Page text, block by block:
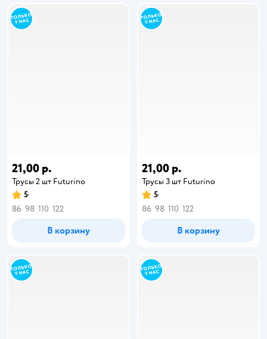
21,00 р.
Трусы 2 шт Futurino
5
86 98 110 122
В корзину
21,00 р.
Трусы 3 шт Futurino
5
86 98 110 122
В корзину